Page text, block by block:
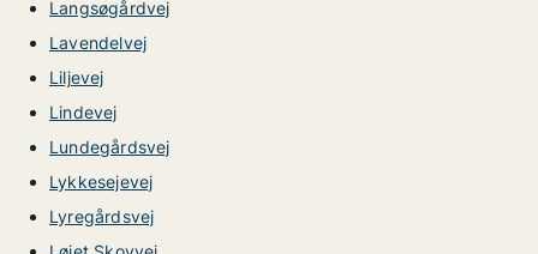
Langsøgårdvej
Lavendelvej
Liljevej
Lindevej
Lundegårdsvej
Lykkesejevej
Lyregårdsvej